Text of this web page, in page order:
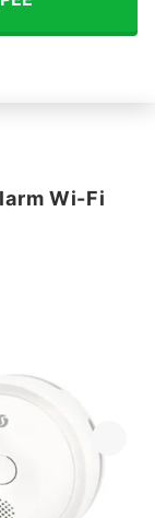
Wi-Fi